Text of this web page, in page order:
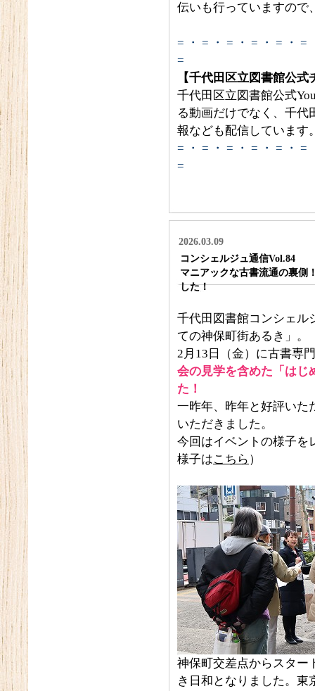
伝いも行っていますので
= ・ = ・ = ・ = ・ = ・ =
=
【千代田区立図書館公式
千代田区立図書館公式
る動画だけでなく、千代
報なども配信しています
= ・ = ・ = ・ = ・ = ・ =
=
2026.03.09
コンシェルジュ通信Vol.84
マニアックな古書流通の裏側
した！
千代田図書館コンシェル
ての神保町街あるき」。
2月13日（金）に古書専
会の見学を含めた「はじ
た！
一昨年、昨年と好評いた
いただきました。
今回はイベントの様子を
様子はこちら ）
神保町交差点からスター
き日和となりました。東